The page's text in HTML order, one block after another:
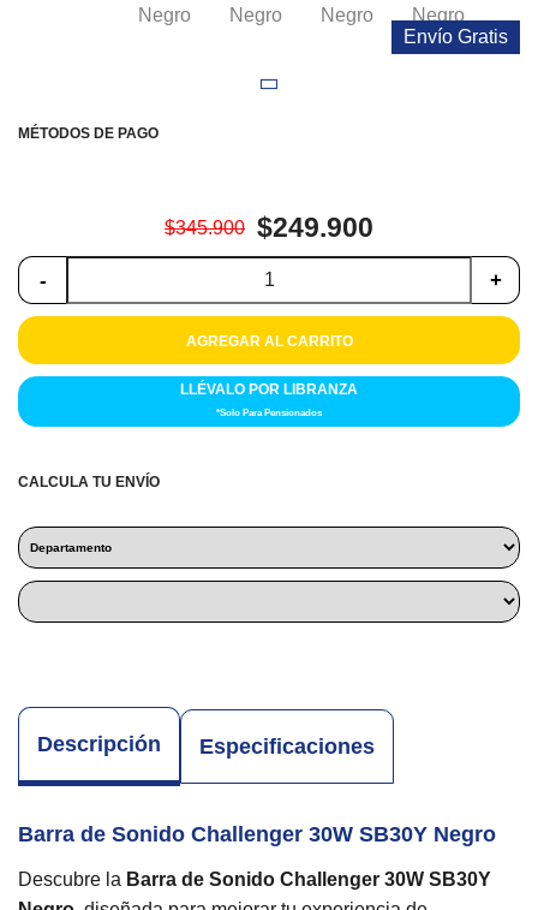
Sonido
Herramientas
Personal
Accesorios
Envío Gratis
MÉTODOS DE PAGO
$345.900 $249.900
- +
AGREGAR AL CARRITO
LLÉVALO POR LIBRANZA
*Solo Para Pensionados
CALCULA TU ENVÍO
Descripción Especificaciones
Barra de Sonido Challenger 30W SB30Y Negro
Descubre la Barra de Sonido Challenger 30W SB30Y